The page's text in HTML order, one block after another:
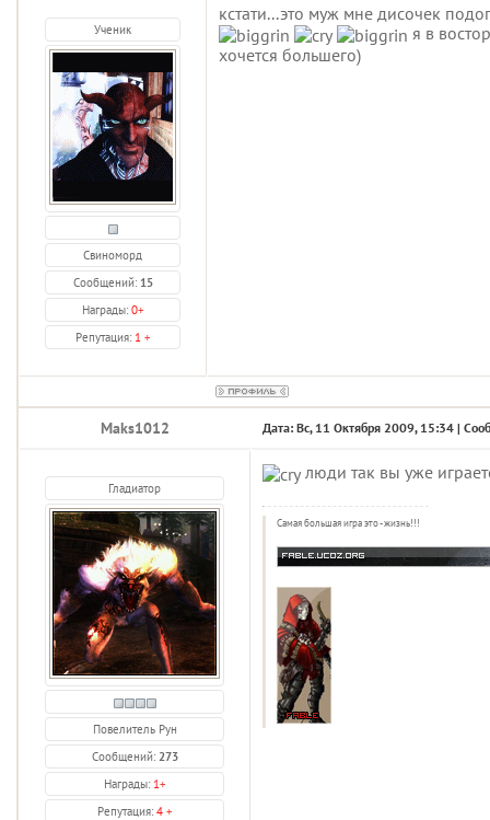
Ученик
Свиноморд
Сообщений: 15
Награды: 0+
Репутация: 1 +
кстати...это муж мне дисочек
я в
хочется большего)
Maks1012 Дата: Вс, 11 Октября 2009, 15:34 |
Гладиатор
Повелитель Рун
Сообщений: 273
Награды: 1+
Репутация: 4 +
люди так вы уже
Самая большая игра это - жизнь!!!